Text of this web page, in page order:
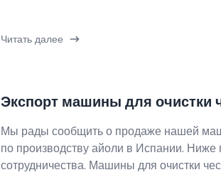
Читать далее
Экспорт машины для очистки
Мы рады сообщить о продаже нашей
по производству айоли в Испании.
сотрудничества. Машины для очистки